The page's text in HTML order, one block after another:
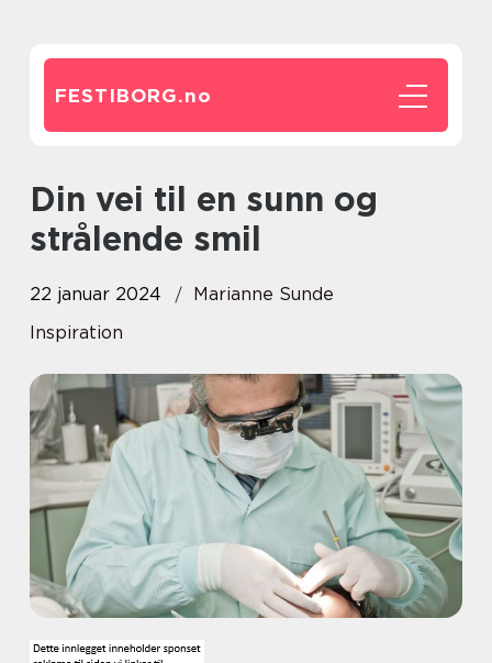
FESTIBORG.no
Din vei til en sunn og
strålende smil
22 januar 2024
Marianne Sunde
Inspiration